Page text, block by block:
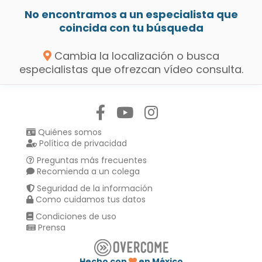
No encontramos a un especialista que
coincida con tu búsqueda
Cambia la localización o busca
especialistas que ofrezcan vídeo consulta.
Quiénes somos
Política de privacidad
Preguntas más frecuentes
Recomienda a un colega
Seguridad de la información
Como cuidamos tus datos
Condiciones de uso
Prensa